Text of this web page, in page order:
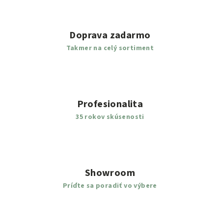
Doprava zadarmo
Takmer na celý sortiment
Profesionalita
35 rokov skúsenosti
Showroom
Príďte sa poradiť vo výbere